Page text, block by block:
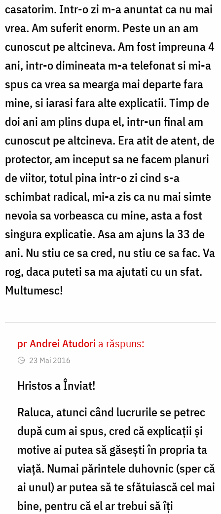
casatorim. Intr-o zi m-a anuntat ca nu mai
vrea. Am suferit enorm. Peste un an am
cunoscut pe altcineva. Am fost impreuna 4
ani, intr-o dimineata m-a telefonat si mi-a
spus ca vrea sa mearga mai departe fara
mine, si iarasi fara alte explicatii. Timp de
doi ani am plins dupa el, intr-un final am
cunoscut pe altcineva. Era atit de atent, de
protector, am inceput sa ne facem planuri
de viitor, totul pina intr-o zi cind s-a
schimbat radical, mi-a zis ca nu mai simte
nevoia sa vorbeasca cu mine, asta a fost
singura explicatie. Asa am ajuns la 33 de
ani. Nu stiu ce sa cred, nu stiu ce sa fac. Va
rog, daca puteti sa ma ajutati cu un sfat.
Multumesc!
In
reply
to
sa
ma
rog
e
si
intrebarea
pr Andrei Atudori a răspuns:
23 Mai 2016
Hristos a Înviat!
Raluca, atunci când lucrurile se petrec
după cum ai spus, cred că explicații și
motive ai putea să găsești în propria ta
viață. Numai părintele duhovnic (sper că
ai unul) ar putea să te sfătuiască cel mai
bine, pentru că el ar trebui să îți